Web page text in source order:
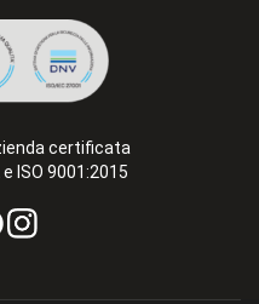
certificata
ISO 9001:2015